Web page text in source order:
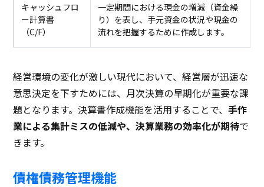
キャッシュフロ
ー計算書
（C/F）
一定期間における現金の増減（資金繰
り）を表し、手元資金の状況や現金の
流れを把握するために作成します。
経営環境の変化が激しい現代において、経営層が迅速な
意思決定を下すためには、月次決算の早期化が重要な課
題となります。決算書作成機能を活用することで、手作
業による集計ミスの低減や、決算業務の効率化が期待で
きます。
債権債務管理機能